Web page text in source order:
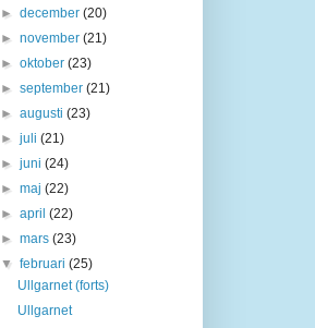
►december(20)
►november(21)
►oktober(23)
►september(21)
►augusti(23)
►juli(21)
►juni(24)
►maj(22)
►april(22)
►mars(23)
▼februari(25)
Ullgarnet (forts)
Ullgarnet